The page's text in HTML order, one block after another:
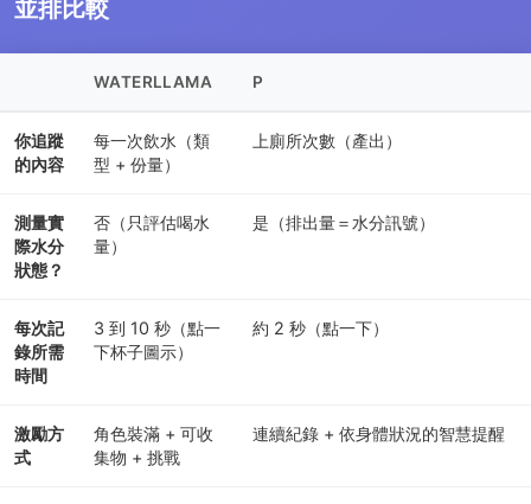
並排比較
WATERLLAMA P
你追蹤
的內容
每一次飲水（類
型 + 份量）
上廁所次數（產出）
測量實
際水分
狀態？
否（只評估喝水
量）
是（排出量＝水分訊號）
每次記
錄所需
時間
3 到 10 秒（點一
下杯子圖示）
約 2 秒（點一下）
激勵方
式
角色裝滿 + 可收
集物 + 挑戰
連續紀錄 + 依身體狀況的智慧提醒